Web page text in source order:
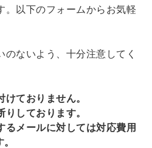
。以下のフォームからお気軽
のないよう、十分注意してく
ておりません。
しております。
メールに対しては対応費用